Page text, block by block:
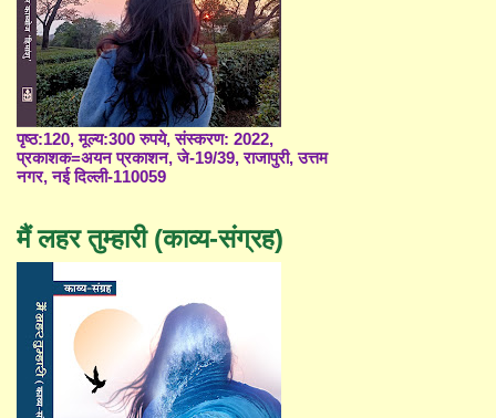
पृष्ठ:120, मूल्य:300 रुपये, संस्करण: 2022,
प्रकाशक=अयन प्रकाशन, जे-19/39, राजापुरी, उत्तम
नगर, नई दिल्ली-110059
मैं लहर तुम्हारी (काव्य-संग्रह)